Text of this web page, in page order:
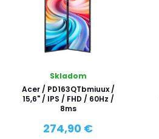
Skladom
Acer / PD163QTbmiuux /
15,6" / IPS / FHD / 60Hz /
8ms
274,90 €